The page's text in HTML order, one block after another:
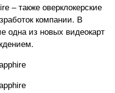
– также оверклокерские
компании. В
одна из новых видеокарт